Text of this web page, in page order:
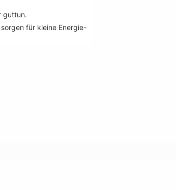
guttun.
für kleine Energie-